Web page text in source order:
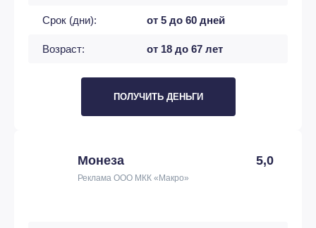
Срок (дни): от 5 до 60 дней
Возраст: от 18 до 67 лет
ПОЛУЧИТЬ ДЕНЬГИ
Монеза 5,0
Реклама ООО МКК «Макро»